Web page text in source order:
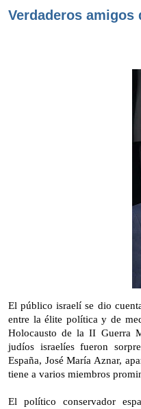
Verdaderos amigos
El público israelí se dio
entre la élite política y de
Holocausto de la II Guerra
judíos israelíes fueron
España, José María Aznar,
tiene a varios miembros
El político conservador